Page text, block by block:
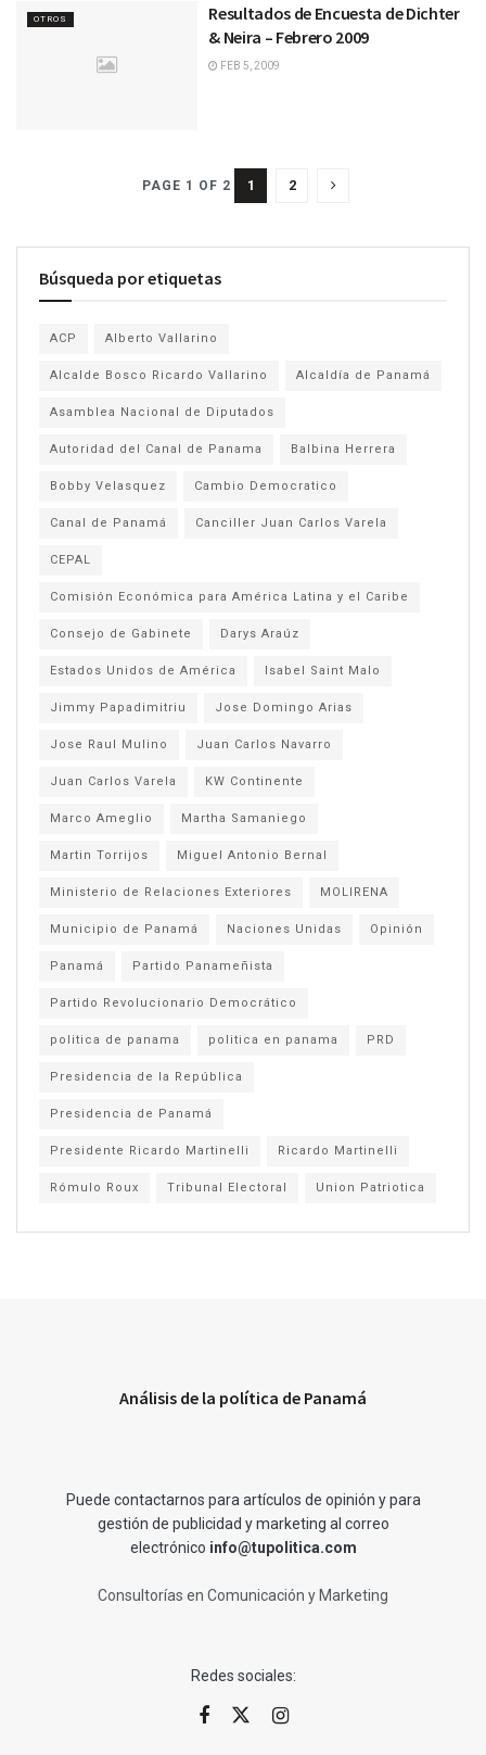
OTROS
Resultados de Encuesta de Dichter
& Neira – Febrero 2009
FEB 5, 2009
PAGE 1 OF 2 1 2
Búsqueda por etiquetas
ACP Alberto Vallarino
Alcalde Bosco Ricardo Vallarino Alcaldía de Panamá
Asamblea Nacional de Diputados
Autoridad del Canal de Panama Balbina Herrera
Bobby Velasquez Cambio Democratico
Canal de Panamá Canciller Juan Carlos Varela
CEPAL
Comisión Económica para América Latina y el Caribe
Consejo de Gabinete Darys Araúz
Estados Unidos de América Isabel Saint Malo
Jimmy Papadimitriu Jose Domingo Arias
Jose Raul Mulino Juan Carlos Navarro
Juan Carlos Varela KW Continente
Marco Ameglio Martha Samaniego
Martin Torrijos Miguel Antonio Bernal
Ministerio de Relaciones Exteriores MOLIRENA
Municipio de Panamá Naciones Unidas Opinión
Panamá Partido Panameñista
Partido Revolucionario Democrático
politica de panama politica en panama PRD
Presidencia de la República
Presidencia de Panamá
Presidente Ricardo Martinelli Ricardo Martinelli
Rómulo Roux Tribunal Electoral Union Patriotica
Análisis de la política de Panamá
Puede contactarnos para artículos de opinión y para
gestión de publicidad y marketing al correo
electrónico info@tupolitica.com
Consultorías en Comunicación y Marketing
Redes sociales: